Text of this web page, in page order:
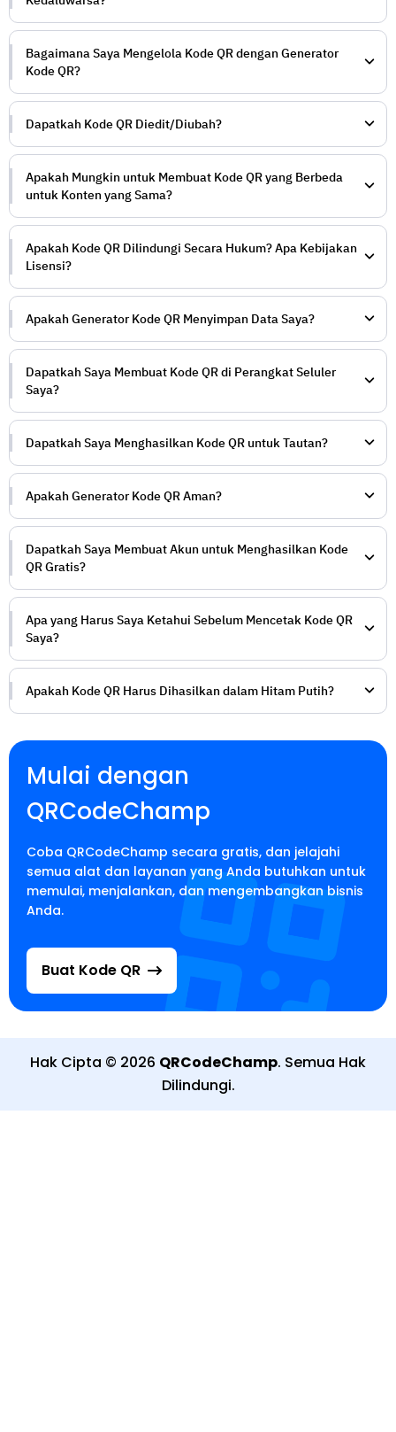
Bagaimana Saya Mengelola Kode QR dengan Generator
Kode QR?
Dapatkah Kode QR Diedit/Diubah?
Apakah Mungkin untuk Membuat Kode QR yang Berbeda
untuk Konten yang Sama?
Apakah Kode QR Dilindungi Secara Hukum? Apa Kebijakan
Lisensi?
Apakah Generator Kode QR Menyimpan Data Saya?
Dapatkah Saya Membuat Kode QR di Perangkat Seluler
Saya?
Dapatkah Saya Menghasilkan Kode QR untuk Tautan?
Apakah Generator Kode QR Aman?
Dapatkah Saya Membuat Akun untuk Menghasilkan Kode
QR Gratis?
Apa yang Harus Saya Ketahui Sebelum Mencetak Kode QR
Saya?
Apakah Kode QR Harus Dihasilkan dalam Hitam Putih?
Mulai dengan
QRCodeChamp
Coba QRCodeChamp secara gratis, dan jelajahi
semua alat dan layanan yang Anda butuhkan untuk
memulai, menjalankan, dan mengembangkan bisnis
Anda.
Buat Kode QR
Hak Cipta © 2026 QRCodeChamp. Semua Hak
Dilindungi.